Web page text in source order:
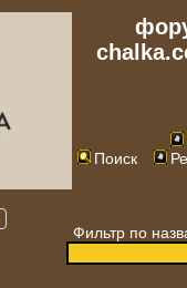
Поиск
Фильтр по